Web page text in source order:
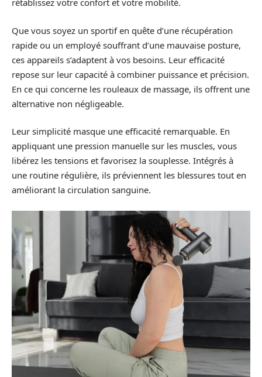
rétablissez votre confort et votre mobilité.
Que vous soyez un sportif en quête d’une récupération
rapide ou un employé souffrant d’une mauvaise posture,
ces appareils s’adaptent à vos besoins. Leur efficacité
repose sur leur capacité à combiner puissance et précision.
En ce qui concerne les rouleaux de massage, ils offrent une
alternative non négligeable.
Leur simplicité masque une efficacité remarquable. En
appliquant une pression manuelle sur les muscles, vous
libérez les tensions et favorisez la souplesse. Intégrés à
une routine régulière, ils préviennent les blessures tout en
améliorant la circulation sanguine.